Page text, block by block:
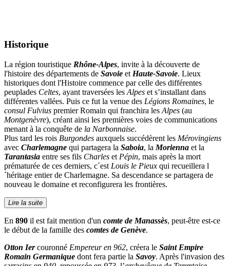
Historique
La région touristique Rhône-Alpes, invite à la découverte de
l'histoire des départements de Savoie et Haute-Savoie. Lieux
historiques dont l'Histoire commence par celle des différentes
peuplades Celtes, ayant traversées les Alpes et s’installant dans
différentes vallées. Puis ce fut la venue des Légions Romaines, le
consul Fulvius premier Romain qui franchira les Alpes (au
Montgenèvre), créant ainsi les premières voies de communications
menant à la conquête de la Narbonnaise.
Plus tard les rois Burgondes auxquels succédèrent les Mérovingiens
avec Charlemagne qui partagera la Saboia, la Morienna et la
Tarantasia entre ses fils Charles et Pépin, mais après la mort
prématurée de ces derniers, c´est Louis le Pieux qui recueillera l
´héritage entier de Charlemagne. Sa descendance se partagera de
nouveau le domaine et reconfigurera les frontières.
Lire la suite
En 890 il est fait mention d'un comte de Manassès, peut-être est-ce
le début de la famille des comtes de Genève.
Otton Iercouronné Empereur en 962, créera le Saint Empire
Romain Germanique dont fera partie la Savoy. Après l'invasion des